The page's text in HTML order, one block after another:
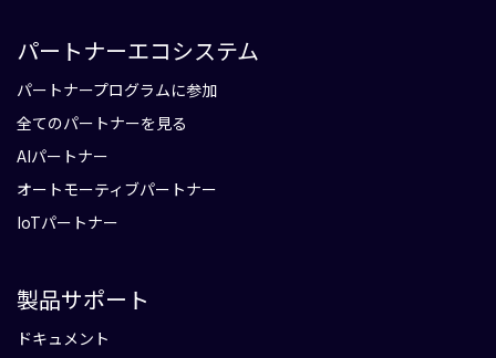
パートナーエコシステム
パートナープログラムに参加
全てのパートナーを見る
AIパートナー
オートモーティブパートナー
IoTパートナー
製品サポート
ドキュメント